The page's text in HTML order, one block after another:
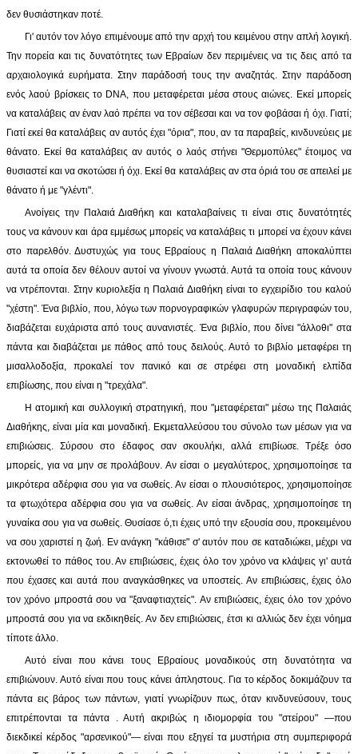
δεν θυσιάστηκαν ποτέ.
Γι' αυτόν τον λόγο επιμένουμε από την αρχή του κειμένου στην απλή λογική.
Την πορεία και τις δυνατότητες των Εβραίων δεν περιμένεις να τις δεις από τα
αρχαιολογικά ευρήματα. Στην παράδοσή τους την αναζητάς. Στην παράδοση
ενός λαού βρίσκεις το DNΑ, που μεταφέρεται μέσα στους αιώνες. Εκεί μπορείς
να καταλάβεις αν έναν λαό πρέπει να τον σέβεσαι και να τον φοβάσαι ή όχι. Γιατί;
Γιατί εκεί θα καταλάβεις αν αυτός έχει "όρια", που, αν τα παραβείς, κινδυνεύεις με
θάνατο. Εκεί θα καταλάβεις αν αυτός ο λαός στήνει "Θερμοπύλες" έτοιμος να
θυσιαστεί και να σκοτώσει ή όχι. Εκεί θα καταλάβεις αν στα όριά του σε απειλεί με
θάνατο ή με "γλέντι".
Ανοίγεις την Παλαιά Διαθήκη και καταλαβαίνεις τι είναι στις δυνατότητές
τους να κάνουν και άρα εμμέσως μπορείς να καταλάβεις τι μπορεί να έχουν κάνει
στο παρελθόν. Δυστυχώς για τους Εβραίους η Παλαιά Διαθήκη αποκαλύπτει
αυτά τα οποία δεν θέλουν αυτοί να γίνουν γνωστά. Αυτά τα οποία τους κάνουν
να ντρέπονται. Στην κυριολεξία η Παλαιά Διαθήκη είναι το εγχειρίδιο του καλού
"χέστη". Ένα βιβλίο, που, λόγω των πορνογραφικών γλαφυρών περιγραφών του,
διαβάζεται ευχάριστα από τους αυνανιστές. Ένα βιβλίο, που δίνει "άλλοθι" στα
πάντα και διαβάζεται με πάθος από τους δειλούς. Αυτό το βιβλίο μεταφέρει τη
μισαλλοδοξία, προκαλεί τον πανικό και σε στρέφει στη μοναδική ελπίδα
επιβίωσης, που είναι η "τρεχάλα".
Η ατομική και συλλογική στρατηγική, που "μεταφέρεται" μέσω της Παλαιάς
Διαθήκης, είναι μία και μοναδική. Εκμεταλλεύσου του σύνολο των μέσων για να
επιβιώσεις. Σύρσου στο έδαφος σαν σκουλήκι, αλλά επιβίωσε. Τρέξε όσο
μπορείς, για να μην σε προλάβουν. Αν είσαι ο μεγαλύτερος, χρησιμοποίησε τα
μικρότερα αδέρφια σου για να σωθείς. Αν είσαι ο πλουσιότερος, χρησιμοποίησε
τα φτωχότερα αδέρφια σου για να σωθείς. Αν είσαι άνδρας, χρησιμοποίησε τη
γυναίκα σου για να σωθείς. Θυσίασε ό,τι έχεις υπό την εξουσία σου, προκειμένου
να σου χαριστεί η ζωή. Εν ανάγκη "κάθισε" σ' αυτόν που σε καταδιώκει, μέχρι να
εκτονωθεί το πάθος του. Αν επιβιώσεις, έχεις όλο τον χρόνο να κλάψεις γι' αυτά
που έχασες και αυτά που αναγκάσθηκες να υποστείς. Αν επιβιώσεις, έχεις όλο
τον χρόνο μπροστά σου να "ξαναφτιαχτείς". Αν επιβιώσεις, έχεις όλο τον χρόνο
μπροστά σου για να εκδικηθείς. Αν δεν επιβιώσεις, έτσι κι αλλιώς δεν έχει νόημα
τίποτε άλλο.
Αυτό είναι που κάνει τους Εβραίους μοναδικούς στη δυνατότητα να
επιβιώνουν. Αυτό είναι που τους κάνει άπληστους. Για το κέρδος δοκιμάζουν τα
πάντα εις βάρος των πάντων, γιατί γνωρίζουν πως, όταν κινδυνεύσουν, τους
επιτρέπονται τα πάντα . Αυτή ακριβώς η ιδιομορφία του "στείρου" —που
διεκδικεί κέρδος "αρσενικού"— είναι που εξηγεί τα μυστήρια στη συμπεριφορά